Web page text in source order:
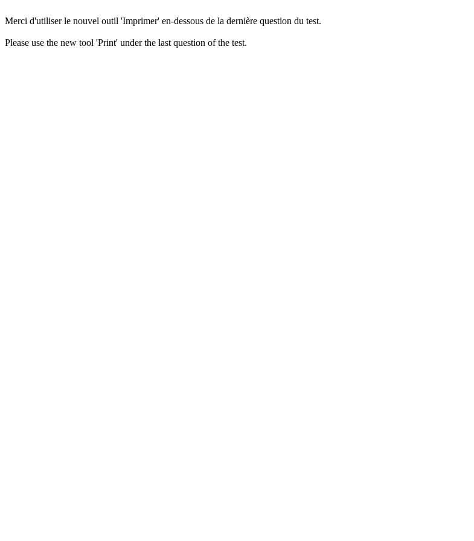
Merci d'utiliser le nouvel outil 'Imprimer' en-dessous de la dernière question du test.
Please use the new tool 'Print' under the last question of the test.